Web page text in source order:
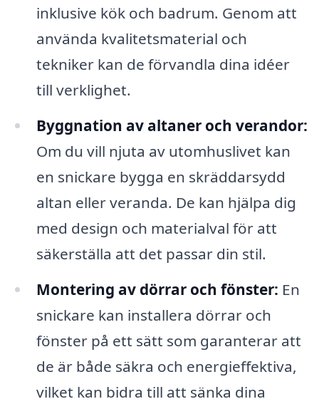
inklusive kök och badrum. Genom att
använda kvalitetsmaterial och
tekniker kan de förvandla dina idéer
till verklighet.
Byggnation av altaner och verandor:
Om du vill njuta av utomhuslivet kan
en snickare bygga en skräddarsydd
altan eller veranda. De kan hjälpa dig
med design och materialval för att
säkerställa att det passar din stil.
Montering av dörrar och fönster: En
snickare kan installera dörrar och
fönster på ett sätt som garanterar att
de är både säkra och energieffektiva,
vilket kan bidra till att sänka dina